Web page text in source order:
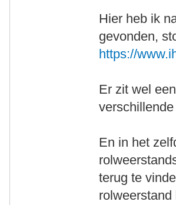
Hier heb ik
gevonden,
https://
Er zit wel
En in het
terug te